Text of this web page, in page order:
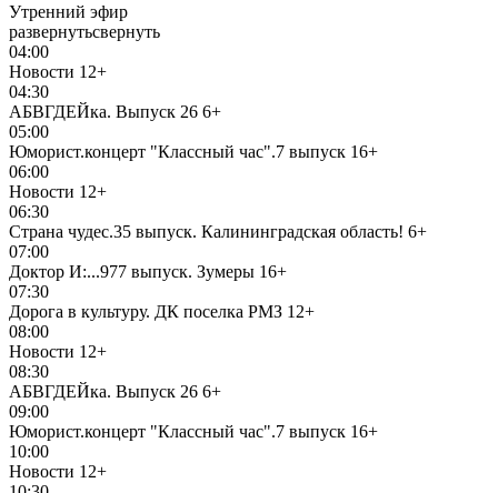
Утренний эфир
развернутьсвернуть
04:00
Новости 12+
04:30
АБВГДЕЙка. Выпуск 26 6+
05:00
Юморист.концерт "Классный час".7 выпуск 16+
06:00
Новости 12+
06:30
Страна чудес.35 выпуск. Калининградская область! 6+
07:00
Доктор И:...977 выпуск. Зумеры 16+
07:30
Дорога в культуру. ДК поселка РМЗ 12+
08:00
Новости 12+
08:30
АБВГДЕЙка. Выпуск 26 6+
09:00
Юморист.концерт "Классный час".7 выпуск 16+
10:00
Новости 12+